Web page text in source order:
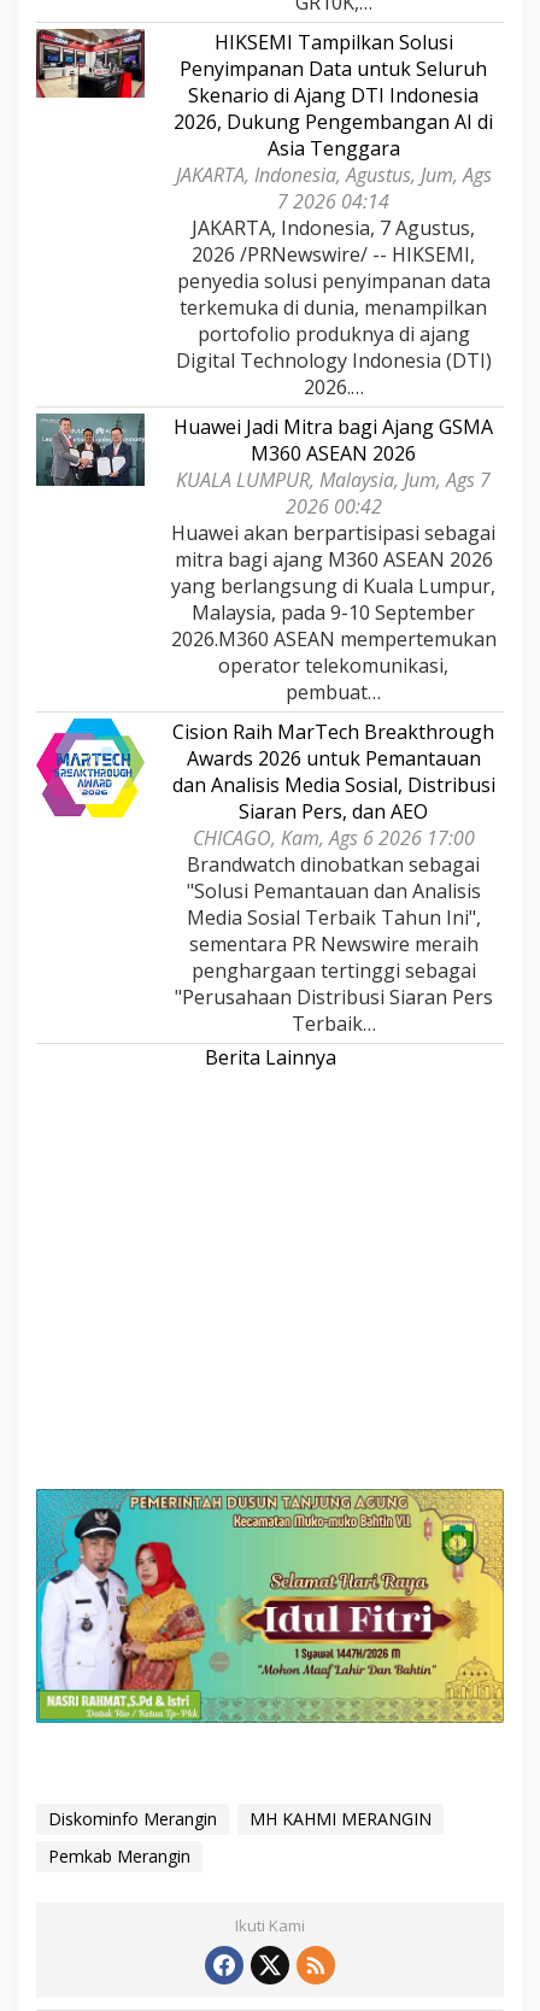
HIKSEMI Tampilkan Solusi
Penyimpanan Data untuk Seluruh
Skenario di Ajang DTI Indonesia
2026, Dukung Pengembangan AI di
Asia Tenggara
JAKARTA, Indonesia, Agustus, Jum, Ags
7 2026 04:14
JAKARTA, Indonesia, 7 Agustus,
2026 /PRNewswire/ -- HIKSEMI,
penyedia solusi penyimpanan data
terkemuka di dunia, menampilkan
portofolio produknya di ajang
Digital Technology Indonesia (DTI)
2026.…
Huawei Jadi Mitra bagi Ajang GSMA
M360 ASEAN 2026
KUALA LUMPUR, Malaysia, Jum, Ags 7
2026 00:42
Huawei akan berpartisipasi sebagai
mitra bagi ajang M360 ASEAN 2026
yang berlangsung di Kuala Lumpur,
Malaysia, pada 9-10 September
2026.M360 ASEAN mempertemukan
operator telekomunikasi,
pembuat…
Cision Raih MarTech Breakthrough
Awards 2026 untuk Pemantauan
dan Analisis Media Sosial, Distribusi
Siaran Pers, dan AEO
CHICAGO, Kam, Ags 6 2026 17:00
Brandwatch dinobatkan sebagai
"Solusi Pemantauan dan Analisis
Media Sosial Terbaik Tahun Ini",
sementara PR Newswire meraih
penghargaan tertinggi sebagai
"Perusahaan Distribusi Siaran Pers
Terbaik…
Berita Lainnya
Diskominfo Merangin
MH KAHMI MERANGIN
Pemkab Merangin
Ikuti Kami